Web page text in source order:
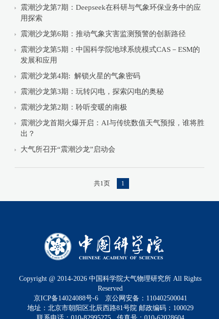
震潮沙龙第7期：Deepseek在科研与气象环保业务中的应
用探索
震潮沙龙第6期：推动气象灾害监测预警的创新路径
震潮沙龙第5期：中国科学院地球系统模式CAS－ESM的
发展和应用
震潮沙龙第4期: 解锁火星的气象密码
震潮沙龙第3期：玩转闪电，探索闪电的奥秘
震潮沙龙第2期：聆听变暖的南极
震潮沙龙首期火爆开启：AI与传统数值天气预报，谁将胜
出？
大气所召开“震潮沙龙”启动会
共1页 1
Copyright @ 2014-2026 中国科学院大气物理研究所 All Rights
Reserved
京ICP备14024088号-6
京公网安备：110402500041
地址：北京市朝阳区北辰西路81号院 邮政编码：100029